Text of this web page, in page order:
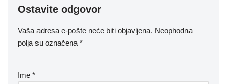
Ostavite odgovor
Vaša adresa e-pošte neće biti objavljena. Neophodna
polja su označena *
Ime *